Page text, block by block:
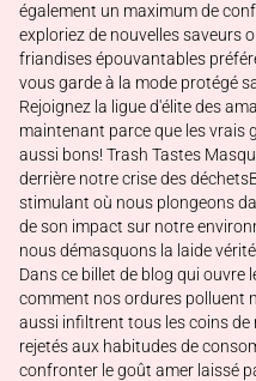
également un maximum de
exploriez de nouvelles saveurs
friandises épouvantables
vous garde à la mode protégé
Rejoignez la ligue d'élite des
maintenant parce que les vrais
aussi bons! Trash Tastes
derrière notre crise des
stimulant où nous plongeons
de son impact sur notre
nous démasquons la laide
Dans ce billet de blog qui ouvre
comment nos ordures polluent
aussi infiltrent tous les coins de
rejetés aux habitudes de
confronter le goût amer laissé